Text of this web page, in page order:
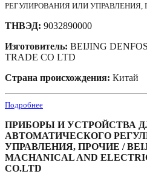
РЕГУЛИРОВАНИЯ ИЛИ УПРАВЛЕНИЯ,
ТНВЭД: 9032890000
Изготовитель: BEIJING
TRADE CO LTD
Страна происхождения: Китай
Подробнее
ПРИБОРЫ И УСТРОЙСТВА
АВТОМАТИЧЕСКОГО
УПРАВЛЕНИЯ, ПРОЧИЕ /
MACHANICAL AND
CO.LTD